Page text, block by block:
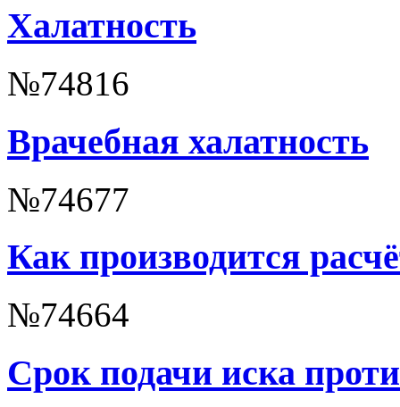
Халатность
№74816
Врачебная халатность
№74677
Как производится
№74664
Срок подачи иска